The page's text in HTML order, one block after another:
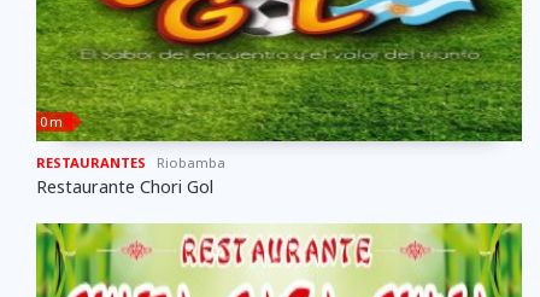
0 m
RESTAURANTES Riobamba
Restaurante Chori Gol